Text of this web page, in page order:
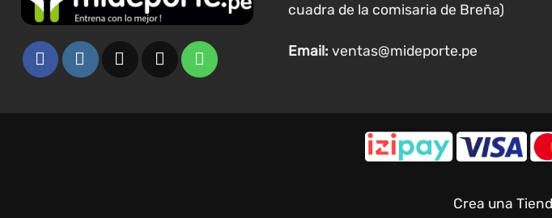
cuadra de la comisaria de Breña)
Email: ventas@mideporte.pe
Crea una